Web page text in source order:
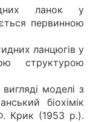
ланок у
первинною
ланцюгів у
структурою
моделі з
біохімік
Крик (1953 p.).